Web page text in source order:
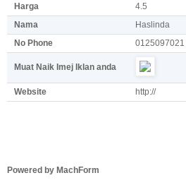
Harga
4.5
Nama
Haslinda
No Phone
0125097021
Muat Naik Imej Iklan anda
Website http://
Powered by MachForm